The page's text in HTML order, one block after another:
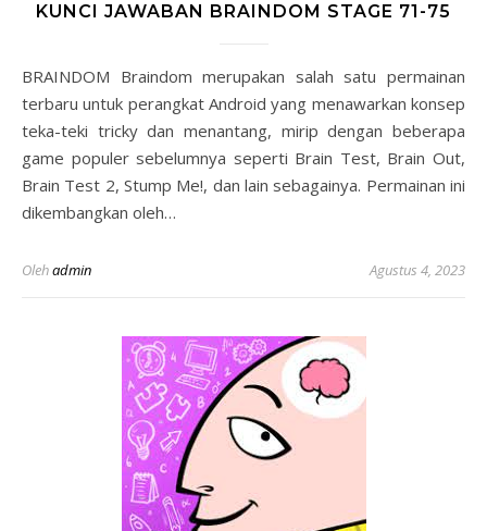
KUNCI JAWABAN BRAINDOM STAGE 71-75
BRAINDOM Braindom merupakan salah satu permainan
terbaru untuk perangkat Android yang menawarkan konsep
teka-teki tricky dan menantang, mirip dengan beberapa
game populer sebelumnya seperti Brain Test, Brain Out,
Brain Test 2, Stump Me!, dan lain sebagainya. Permainan ini
dikembangkan oleh…
Olehadmin Agustus 4, 2023